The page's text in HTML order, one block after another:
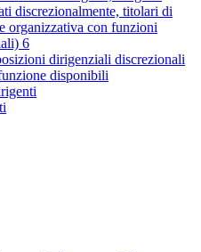
discrezionalmente, titolari di
organizzativa con funzioni
6
dirigenziali discrezionali
disponibili